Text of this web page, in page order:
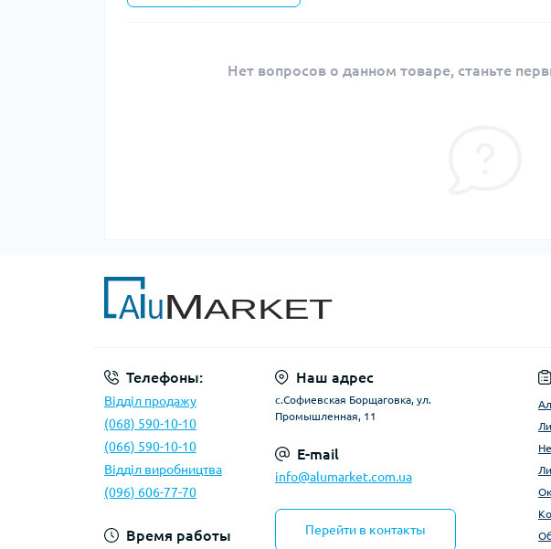
Нет вопросов о данном товаре, станьте
Телефоны:
Відділ продажу
(068) 590-10-10
(066) 590-10-10
Відділ виробництва
(096) 606-77-70
Время работы
Наш адрес
с.Софиевская Борщаговка, ул.
Промышленная, 11
E-mail
info@alumarket.com.ua
Перейти в контакты